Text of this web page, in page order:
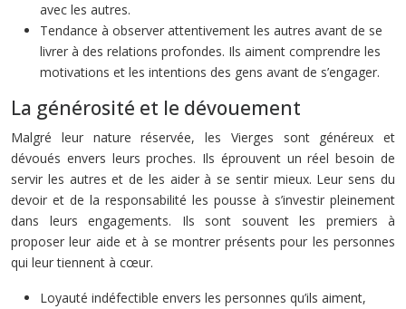
avec les autres.
Tendance à observer attentivement les autres avant de se
livrer à des relations profondes. Ils aiment comprendre les
motivations et les intentions des gens avant de s’engager.
La générosité et le dévouement
Malgré leur nature réservée, les Vierges sont généreux et
dévoués envers leurs proches. Ils éprouvent un réel besoin de
servir les autres et de les aider à se sentir mieux. Leur sens du
devoir et de la responsabilité les pousse à s’investir pleinement
dans leurs engagements. Ils sont souvent les premiers à
proposer leur aide et à se montrer présents pour les personnes
qui leur tiennent à cœur.
Loyauté indéfectible envers les personnes qu’ils aiment,